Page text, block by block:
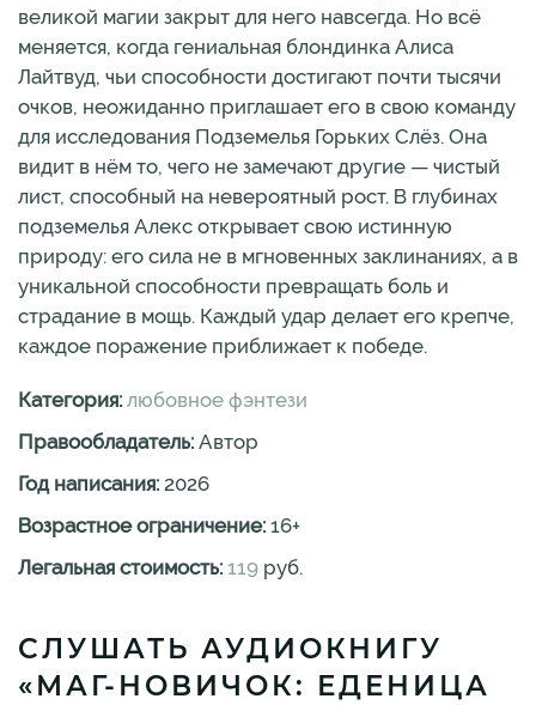
великой магии закрыт для него навсегда. Но всё
меняется, когда гениальная блондинка Алиса
Лайтвуд, чьи способности достигают почти тысячи
очков, неожиданно приглашает его в свою команду
для исследования Подземелья Горьких Слёз. Она
видит в нём то, чего не замечают другие — чистый
лист, способный на невероятный рост. В глубинах
подземелья Алекс открывает свою истинную
природу: его сила не в мгновенных заклинаниях, а в
уникальной способности превращать боль и
страдание в мощь. Каждый удар делает его крепче,
каждое поражение приближает к победе.
Категория: любовное фэнтези
Правообладатель: Автор
Год написания: 2026
Возрастное ограничение: 16+
Легальная стоимость: 119 руб.
СЛУШАТЬ АУДИОКНИГУ
«МАГ-НОВИЧОК: ЕДЕНИЦА